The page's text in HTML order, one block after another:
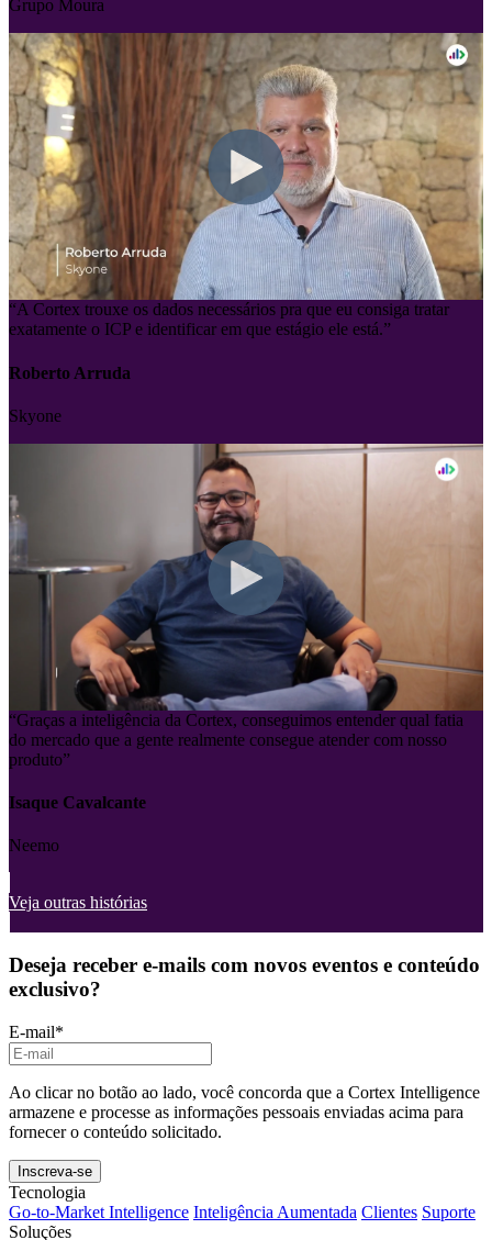
Grupo Moura
exatamente o ICP e identificar em que estágio ele está.”
Roberto Arruda
“Graças a inteligência da Cortex, conseguimos entender qual fatia
produto”
Isaque Cavalcante
exclusivo?
E-mail*
Ao clicar no botão ao lado, você concorda que a Cortex Intelligence
fornecer o conteúdo solicitado.
Tecnologia